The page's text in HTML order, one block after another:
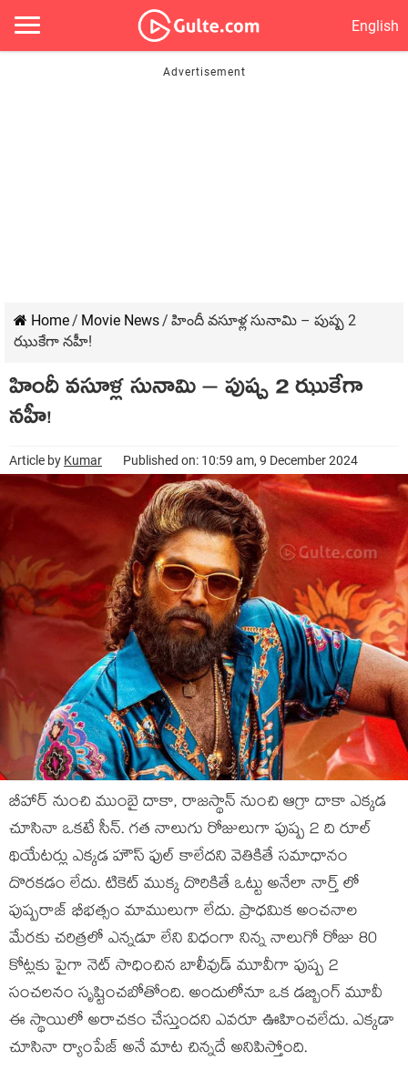
English
Home/ Movie News/ హిందీ వసూళ్ల సునామి – పుష్ప 2
ఝుకేగా నహీ!
హిందీ వసూళ్ల సునామి – పుష్ప 2 ఝుకేగా
నహీ!
Article by Kumar Published on: 10:59 am, 9 December 2024
బీహార్ నుంచి ముంబై దాకా, రాజస్థాన్ నుంచి ఆగ్రా దాకా ఎక్కడ
చూసినా ఒకటే సీన్. గత నాలుగు రోజులుగా పుష్ప 2 ది రూల్
థియేటర్లు ఎక్కడ హౌస్ ఫుల్ కాలేదని వెతికితే సమాధానం
దొరకడం లేదు. టికెట్ ముక్క దొరికితే ఒట్టు అనేలా నార్త్ లో
పుష్పరాజ్ భీభత్సం మాములుగా లేదు. ప్రాధమిక అంచనాల
మేరకు చరిత్రలో ఎన్నడూ లేని విధంగా నిన్న నాలుగో రోజు 80
కోట్లకు పైగా నెట్ సాధించిన బాలీవుడ్ మూవీగా పుష్ప 2
సంచలనం సృష్టించబోతోంది. అందులోనూ ఒక డబ్బింగ్ మూవీ
ఈ స్థాయిలో అరాచకం చేస్తుందని ఎవరూ ఊహించలేదు. ఎక్కడా
చూసినా ర్యాంపేజ్ అనే మాట చిన్నదే అనిపిస్తోంది.